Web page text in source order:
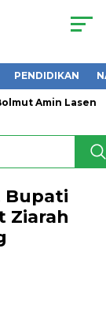
PENDIDIKAN
Bupati
Ziarah